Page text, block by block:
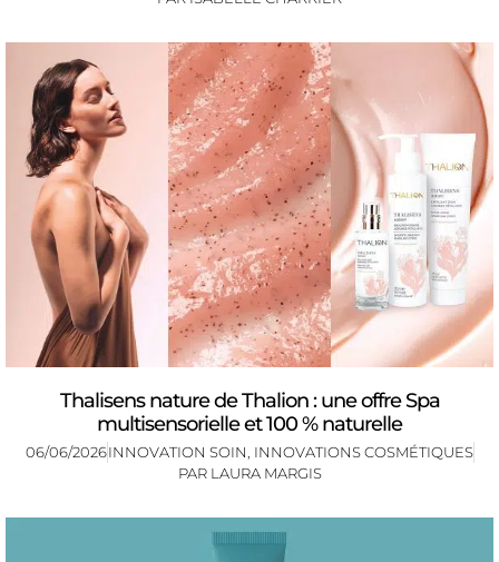
Thalisens nature de Thalion : une offre Spa
multisensorielle et 100 % naturelle
06/06/2026INNOVATION SOIN, INNOVATIONS COSMÉTIQUES
PAR LAURA MARGIS